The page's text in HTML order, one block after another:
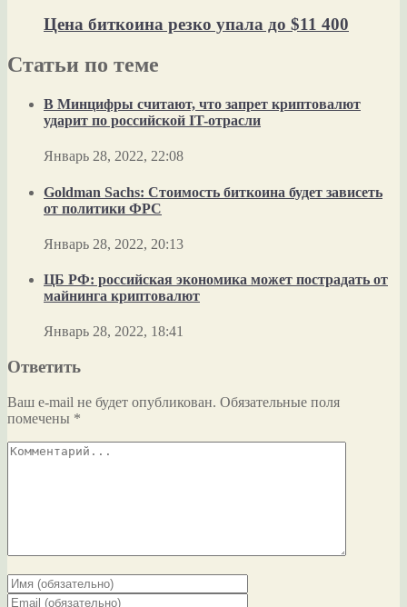
Цена биткоина резко упала до $11 400
Статьи по теме
В Минцифры считают, что запрет криптовалют
ударит по российской IT-отрасли
Январь 28, 2022, 22:08
Goldman Sachs: Стоимость биткоина будет зависеть
от политики ФРС
Январь 28, 2022, 20:13
ЦБ РФ: российская экономика может пострадать от
майнинга криптовалют
Январь 28, 2022, 18:41
Ответить
Ваш e-mail не будет опубликован. Обязательные поля
помечены *